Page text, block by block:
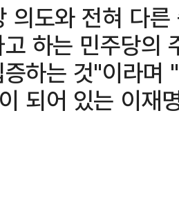
의도와 전혀 다
하는 민주당의
하는 것"이라며
되어 있는 이재